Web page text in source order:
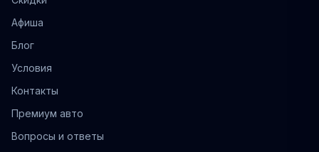
Афиша
Блог
Условия
Контакты
Премиум авто
Вопросы и ответы